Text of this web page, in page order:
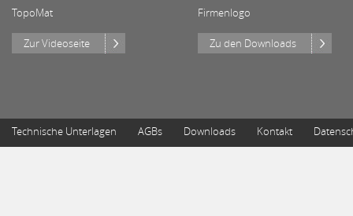
TopoMat
Zur Videoseite
Firmenlogo
Zu den Downloads
Technische Unterlagen AGBs Downloads Kontakt